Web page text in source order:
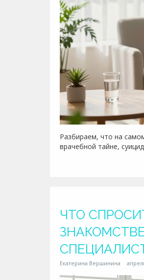
Разбираем, что на
врачебной тайне,
ЧТО
Екатерина Вершинина